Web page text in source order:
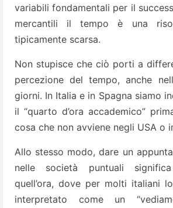
variabili fondamentali per il
mercantili il tempo è una
tipicamente scarsa.
Non stupisce che ciò porti a
percezione del tempo, anche
giorni. In Italia e in Spagna siamo
il “quarto d’ora accademico”
cosa che non avviene negli USA o
Allo stesso modo, dare un
nelle società puntuali
quell’ora, dove per molti italiani
interpretato come un